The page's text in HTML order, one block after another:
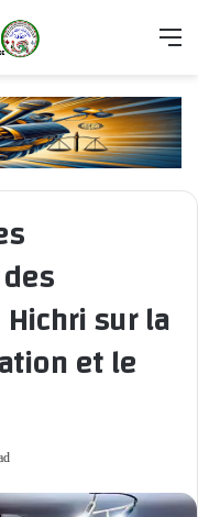
sur la
et le